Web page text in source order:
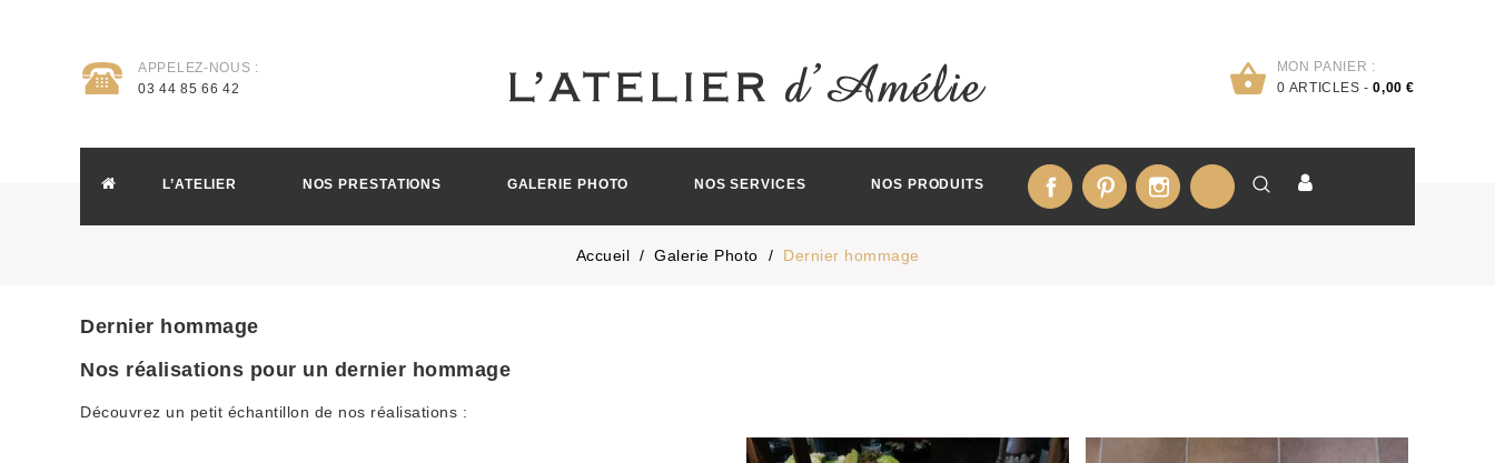
APPELEZ-NOUS :
03 44 85 66 42
MON PANIER :
0 ARTICLES -0,00 €
L’ATELIER NOS PRESTATIONS GALERIE PHOTO NOS SERVICES NOS PRODUITS FacebookPinterestInstagramLinkedIn
Accueil Galerie Photo Dernier hommage
Dernier hommage
Nos réalisations pour un dernier hommage
Découvrez un petit échantillon de nos réalisations :